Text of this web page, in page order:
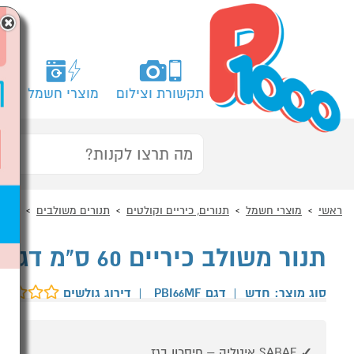
תקשורת וצילום מוצרי חשמל
ראשי מוצרי חשמל תנורים, כיריים וקולטים תנורים משולבים
תנור משולב כיריים 60 ס"מ דגם LOFRA PBI66MF קרם
סוג מוצר: חדש | דגם PBI66MF | דירוג גולשים
×